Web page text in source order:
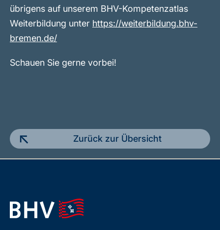
übrigens auf unserem BHV-Kompetenzatlas
Weiterbildung unter https://weiterbildung.bhv-
bremen.de/
Schauen Sie gerne vorbei!
Zurück zur Übersicht